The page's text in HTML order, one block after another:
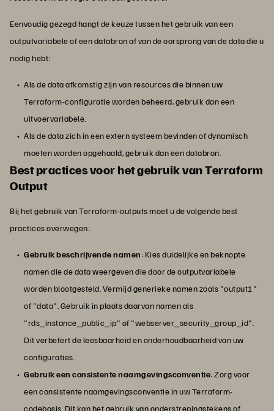
Eenvoudig gezegd hangt de keuze tussen het gebruik van een
outputvariabele of een databron af van de oorsprong van de data die u
nodig hebt:
Als de data afkomstig zijn van resources die binnen uw
Terraform-configuratie worden beheerd, gebruik dan een
uitvoervariabele.
Als de data zich in een extern systeem bevinden of dynamisch
moeten worden opgehaald, gebruik dan een databron.
Best practices voor het gebruik van Terraform
Output
Bij het gebruik van Terraform-outputs moet u de volgende best
practices overwegen:
Gebruik beschrijvende namen: Kies duidelijke en beknopte
namen die de data weergeven die door de outputvariabele
worden blootgesteld. Vermijd generieke namen zoals "output1"
of "data". Gebruik in plaats daarvan namen als
"rds_instance_public_ip" of "webserver_security_group_id".
Dit verbetert de leesbaarheid en onderhoudbaarheid van uw
configuraties.
Gebruik een consistente naamgevingsconventie: Zorg voor
een consistente naamgevingsconventie in uw Terraform-
codebasis. Dit kan het gebruik van onderstrepingstekens of